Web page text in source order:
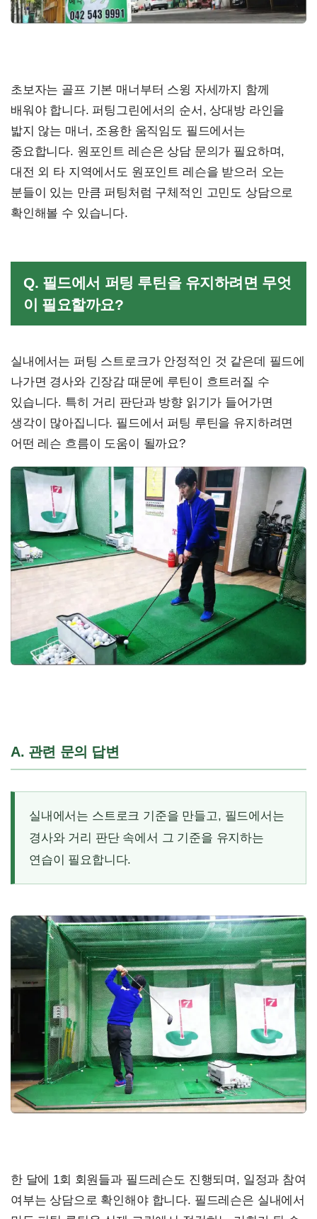
초보자는 골프 기본 매너부터 스윙 자세까지 함께
배워야 합니다. 퍼팅그린에서의 순서, 상대방 라인을
밟지 않는 매너, 조용한 움직임도 필드에서는
중요합니다. 원포인트 레슨은 상담 문의가 필요하며,
대전 외 타 지역에서도 원포인트 레슨을 받으러 오는
분들이 있는 만큼 퍼팅처럼 구체적인 고민도 상담으로
확인해볼 수 있습니다.
Q. 필드에서 퍼팅 루틴을 유지하려면 무엇
이 필요할까요?
실내에서는 퍼팅 스트로크가 안정적인 것 같은데 필드에
나가면 경사와 긴장감 때문에 루틴이 흐트러질 수
있습니다. 특히 거리 판단과 방향 읽기가 들어가면
생각이 많아집니다. 필드에서 퍼팅 루틴을 유지하려면
어떤 레슨 흐름이 도움이 될까요?
A. 관련 문의 답변
실내에서는 스트로크 기준을 만들고, 필드에서는
경사와 거리 판단 속에서 그 기준을 유지하는
연습이 필요합니다.
한 달에 1회 회원들과 필드레슨도 진행되며, 일정과 참여
여부는 상담으로 확인해야 합니다. 필드레슨은 실내에서